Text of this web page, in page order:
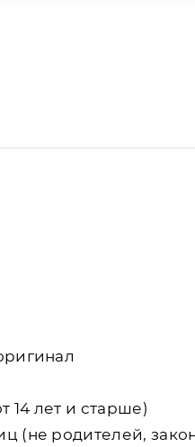
14 лет и старше)
(не родителей,